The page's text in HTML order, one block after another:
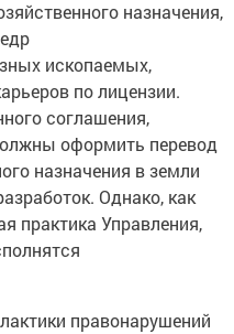
назначения,
ископаемых,
по лицензии.
соглашения,
оформить перевод
назначения в земли
Однако, как
практика Управления,
правонарушений